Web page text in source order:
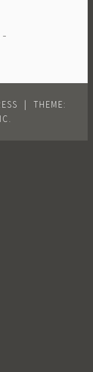
|
THEME: